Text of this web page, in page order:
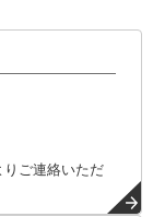
りご連絡いただ